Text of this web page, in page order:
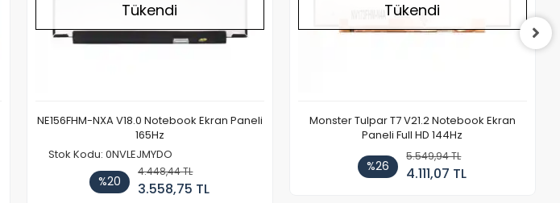
Tükendi
NE156FHM-NXA V18.0 Notebook Ekran Paneli
165Hz
Stok Kodu: 0NVLEJMYDO
%20
4.448,44 TL
3.558,75 TL
Tükendi
Monster Tulpar T7 V21.2 Notebook Ekran
Paneli Full HD 144Hz
%26
5.549,94 TL
4.111,07 TL